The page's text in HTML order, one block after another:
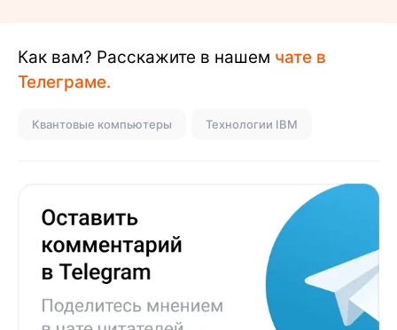
Как вам? Расскажите в нашем чате в
Телеграме.
Квантовые компьютеры Технологии IBM